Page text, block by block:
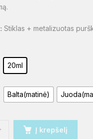
Stiklas + metalizuotas
20ml
Balta(matinė)
Į krepšelį